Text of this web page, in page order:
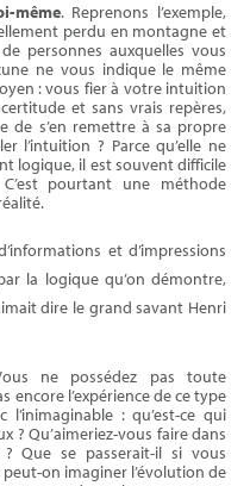
même. Reprenons l’exemple,
perdu en montagne et
personnes auxquelles vous
ne vous indique le même
: vous fier à votre intuition
et sans vrais repères,
de s’en remettre à sa propre
l’intuition ? Parce qu’elle ne
logique, il est souvent difficile
pourtant une méthode
et d’impressions
la logique qu’on démontre,
dire le grand savant Henri
ne possédez pas toute
encore l’expérience de ce type
: qu’est-ce qui
? Qu’aimeriez-vous faire dans
Que se passerait-il si vous
on imaginer l’évolution de